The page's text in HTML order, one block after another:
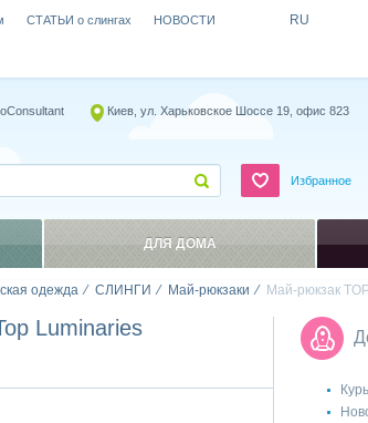
одежда СЛИНГИ Май-рюкзаки Май-рюкзак
Luminaries
СТАТЬИ о слингах НОВОСТИ RU
Киев, ул. Харьковское Шоссе 19, офис 823
Избранное
ДЛЯ ДОМА